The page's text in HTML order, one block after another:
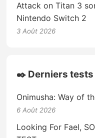
Attack on Titan 3
Nintendo Switch 2
3 Août 2026
✒️ Derniers tests
Onimusha: Way of
6 Août 2026
Looking For Fael,